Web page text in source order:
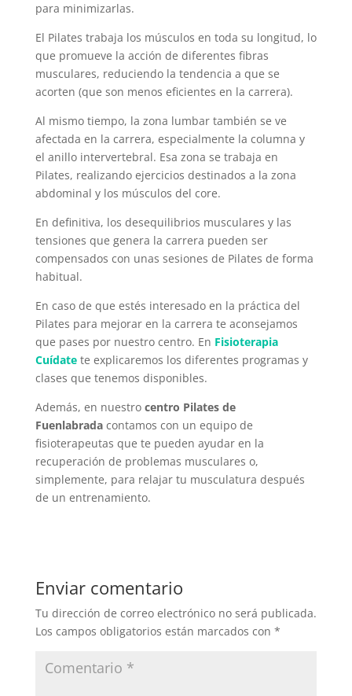
para minimizarlas.
El Pilates trabaja los músculos en toda su longitud, lo
que promueve la acción de diferentes fibras
musculares, reduciendo la tendencia a que se
acorten (que son menos eficientes en la carrera).
Al mismo tiempo, la zona lumbar también se ve
afectada en la carrera, especialmente la columna y
el anillo intervertebral. Esa zona se trabaja en
Pilates, realizando ejercicios destinados a la zona
abdominal y los músculos del core.
En definitiva, los desequilibrios musculares y las
tensiones que genera la carrera pueden ser
compensados con unas sesiones de Pilates de forma
habitual.
En caso de que estés interesado en la práctica del
Pilates para mejorar en la carrera te aconsejamos
que pases por nuestro centro. En Fisioterapia
Cuídatete explicaremos los diferentes programas y
clases que tenemos disponibles.
Además, en nuestro centro Pilates de
Fuenlabradacontamos con un equipo de
fisioterapeutas que te pueden ayudar en la
recuperación de problemas musculares o,
simplemente, para relajar tu musculatura después
de un entrenamiento.
Enviar comentario
Tu dirección de correo electrónico no será publicada.
Los campos obligatorios están marcados con *